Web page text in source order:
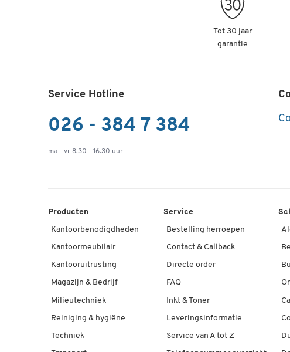
Tot 30 jaar
garantie
Service Hotline
026 - 384 7 384
ma - vr 8.30 - 16.30 uur
Producten
Kantoorbenodigdheden
Kantoormeubilair
Kantooruitrusting
Magazijn & Bedrijf
Milieutechniek
Reiniging & hygiëne
Techniek
Service
Bestelling herroepen
Contact & Callback
Directe order
FAQ
Inkt & Toner
Leveringsinformatie
Service van A tot Z